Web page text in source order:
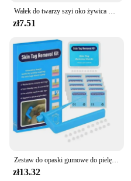
Wałek do twarzy szyi oko żywica masaż twarzy instrumentenr do pielęgnacji zdrowia skrobanie płyty Musclee piękno narzędzia do pielęgnacji skóry
zł7.51
Zestaw do opaski gumowe do pielęgnacji skóry narzędzie do usuwania zabezpieczeń do usuwania skóry narzędzie do pielęgnacji twarzy z motylem i brodawką
zł13.32